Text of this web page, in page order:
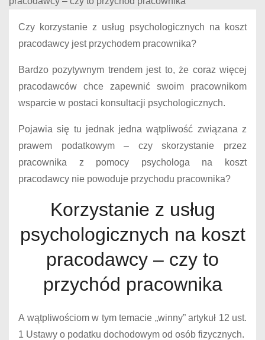
Czy korzystanie z usług psychologicznych na koszt
pracodawcy jest przychodem pracownika?
Bardzo pozytywnym trendem jest to, że coraz więcej
pracodawców chce zapewnić swoim pracownikom
wsparcie w postaci konsultacji psychologicznych.
Pojawia się tu jednak jedna wątpliwość związana z
prawem podatkowym – czy skorzystanie przez
pracownika z pomocy psychologa na koszt
pracodawcy nie powoduje przychodu pracownika?
Korzystanie z usług
psychologicznych na koszt
pracodawcy – czy to
przychód pracownika
A wątpliwościom w tym temacie „winny” artykuł 12 ust.
1 Ustawy o podatku dochodowym od osób fizycznych.